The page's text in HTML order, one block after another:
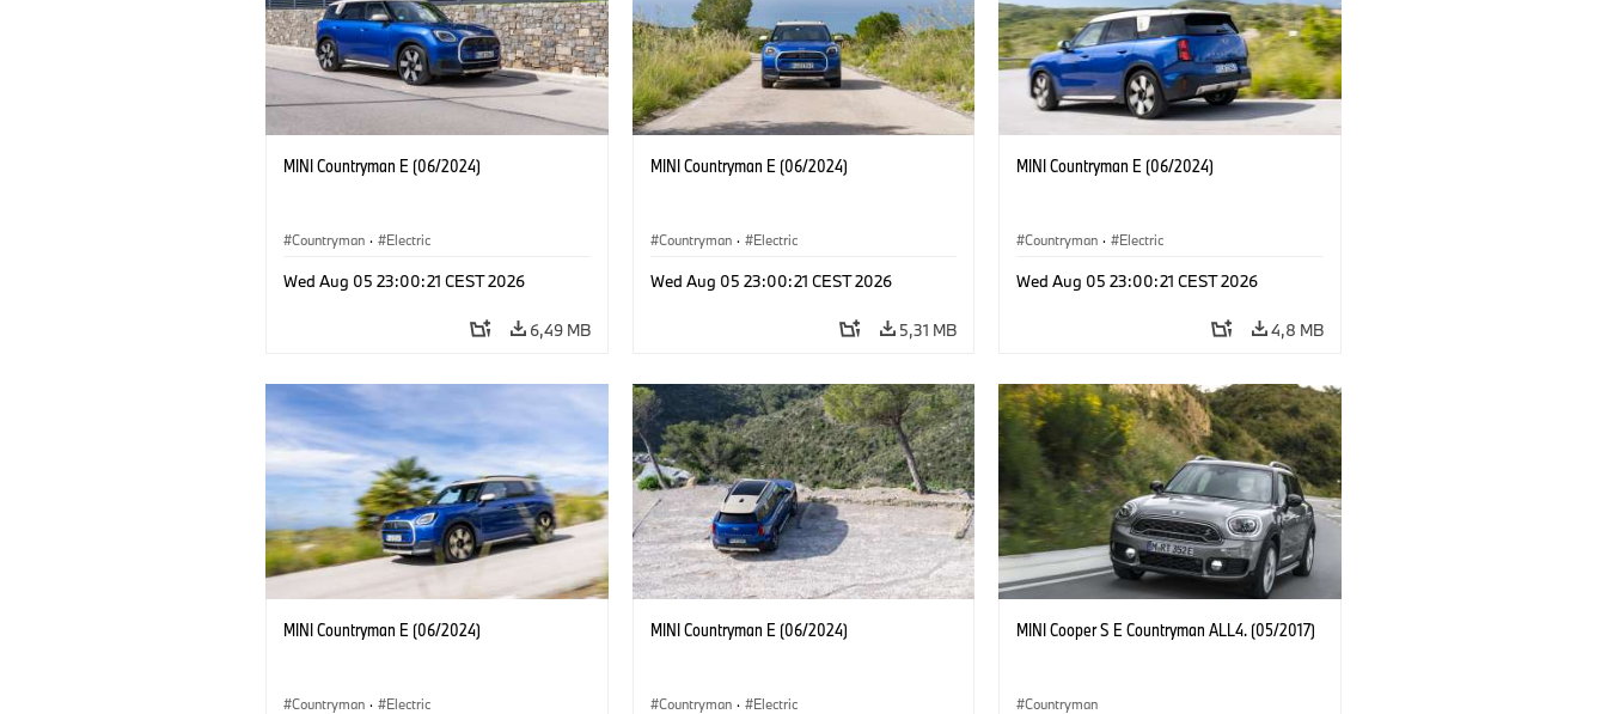
MINI Countryman E (06/2024)
Countryman · Electric
Wed Aug 05 23:00:21 CEST 2026
6,49 MB
MINI Countryman E (06/2024)
Countryman · Electric
Wed Aug 05 23:00:21 CEST 2026
5,31 MB
MINI Countryman E (06/2024)
Countryman · Electric
Wed Aug 05 23:00:21 CEST 2026
4,8 MB
MINI Countryman E (06/2024)
Countryman · Electric
MINI Countryman E (06/2024)
Countryman · Electric
MINI Cooper S E Countryman ALL4. (05/2017)
Countryman